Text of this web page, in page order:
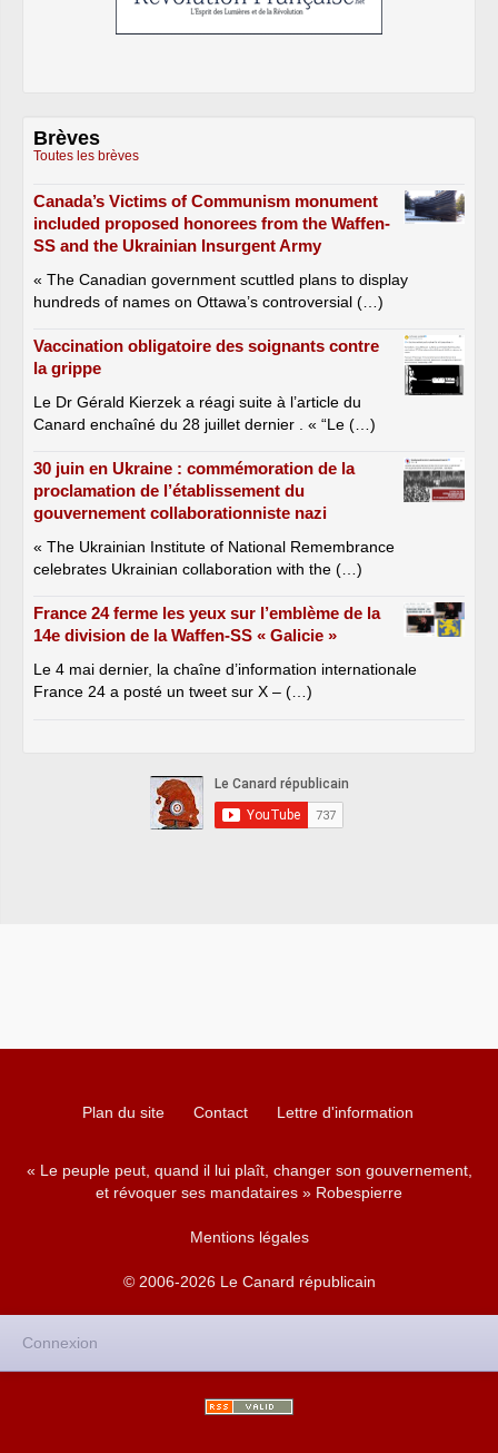
Brèves
Toutes les brèves
Canada’s Victims of Communism monument
included proposed honorees from the Waffen-
SS and the Ukrainian Insurgent Army
« The Canadian government scuttled plans to display
hundreds of names on Ottawa’s controversial (…)
Vaccination obligatoire des soignants contre
la grippe
Le Dr Gérald Kierzek a réagi suite à l’article du
Canard enchaîné du 28 juillet dernier . « “Le (…)
30 juin en Ukraine : commémoration de la
proclamation de l’établissement du
gouvernement collaborationniste nazi
« The Ukrainian Institute of National Remembrance
celebrates Ukrainian collaboration with the (…)
France 24 ferme les yeux sur l’emblème de la
14e division de la Waffen-SS « Galicie »
Le 4 mai dernier, la chaîne d’information internationale
France 24 a posté un tweet sur X – (…)
Plan du site Contact Lettre d'information
« Le peuple peut, quand il lui plaît, changer son gouvernement,
et révoquer ses mandataires » Robespierre
Mentions légales
© 2006-2026 Le Canard républicain
Connexion